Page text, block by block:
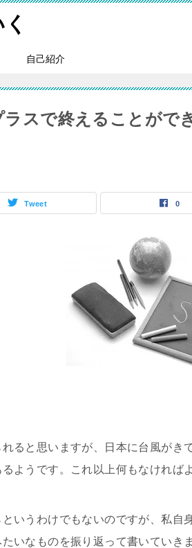
自己紹介
ラスで終えることがで
Tweet 0
ると思いますが、日本に台風がき
ようです。これ以上何もなければ
いうわけでもないのですが、私自
いなものを振り返って書いていきま